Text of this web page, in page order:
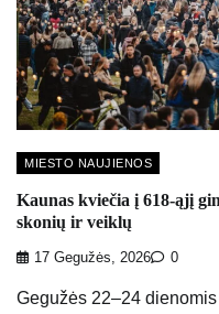
MIESTO NAUJIENOS
Kaunas kviečia į 618-ąjį
skonių ir veiklų
17 Gegužės, 2026 0
Gegužės 22–24